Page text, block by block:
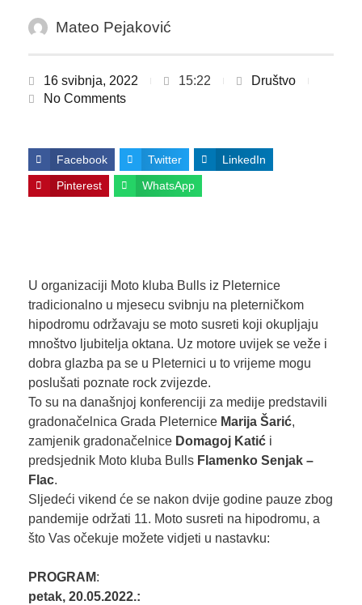
Mateo Pejaković
16 svibnja, 2022 15:22
Društvo
No Comments
Facebook Twitter LinkedIn
Pinterest WhatsApp
U organizaciji Moto kluba Bulls iz Pleternice
tradicionalno u mjesecu svibnju na pleterničkom
hipodromu održavaju se moto susreti koji okupljaju
mnoštvo ljubitelja oktana. Uz motore uvijek se veže i
dobra glazba pa se u Pleternici u to vrijeme mogu
poslušati poznate rock zvijezde.
To su na današnjoj konferenciji za medije predstavili
gradonačelnica Grada Pleternice Marija Šarić,
zamjenik gradonačelnice Domagoj Katići
predsjednik Moto kluba BullsFlamenko Senjak –
Flac.
Sljedeći vikend će se nakon dvije godine pauze zbog
pandemije održati 11. Moto susreti na hipodromu, a
što Vas očekuje možete vidjeti u nastavku:
PROGRAM:
petak, 20.05.2022.: